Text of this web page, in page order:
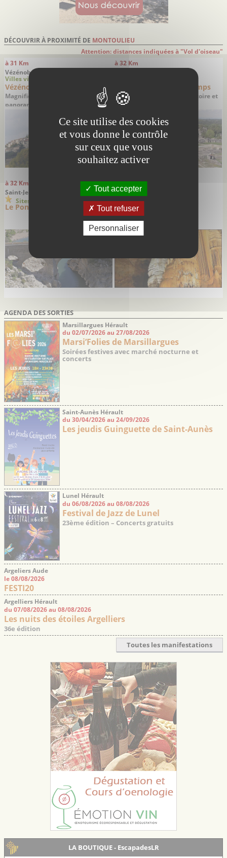
DÉCOUVRIR À PROXIMITÉ DE MONTOULIEU
Attention: distances indiquées à "Vol d'oiseau"
à 31 Km
Vézénobres - Gard
Villes villages
Vézénobres
Magnifique village médiéval
panoramique labélisé Village de
à 32 Km
Les carrières du Bon Temps
Un superbe décor entre histoire et
nature
à 32 Km
Saint-Jean-de-Fos - Hérault
Sites remarquables
Le Pont du Diable
à 32 Km
Saint-Jean-de-Fos - Hérault
Sites remarquables
La Grotte de Clamouse
AGENDA DES SORTIES
Marsillargues Hérault
du 02/07/2026 au 27/08/2026
Marsi’Folies de Marsillargues
Soirées festives avec marché nocturne et
concerts
Saint-Aunès Hérault
du 30/04/2026 au 24/09/2026
Les jeudis Guinguette de Saint-Aunès
Lunel Hérault
du 06/08/2026 au 08/08/2026
Festival de Jazz de Lunel
23ème édition – Concerts gratuits
Argeliers Aude
le 08/08/2026
FESTI20
Argelliers Hérault
du 07/08/2026 au 08/08/2026
Les nuits des étoiles Argelliers
36e édition
Toutes les manifestations
LA BOUTIQUE - EscapadesLR
Ce site utilise des cookies
et vous donne le contrôle
sur ceux que vous
souhaitez activer
Tout accepter
Tout refuser
Personnaliser